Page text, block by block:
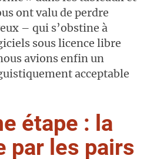
ont valu de perdre
– qui s’obstine à
sous licence libre
avions enfin un
acceptable
étape : la
par les pairs